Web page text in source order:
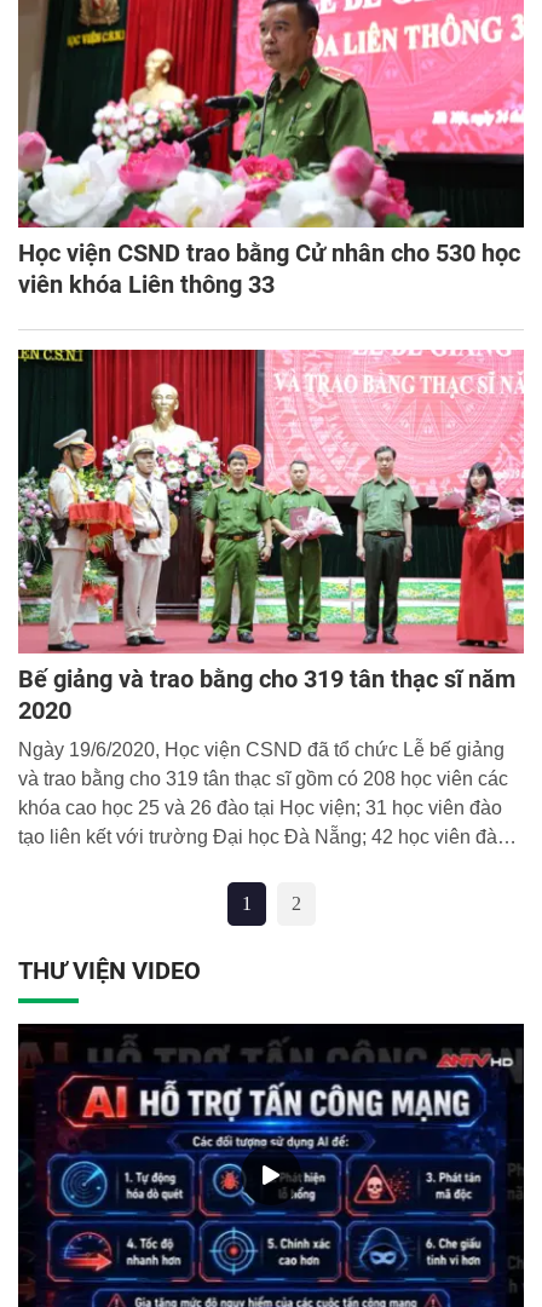
Học viện CSND trao bằng Cử nhân cho 530 học
viên khóa Liên thông 33
Bế giảng và trao bằng cho 319 tân thạc sĩ năm
2020
Ngày 19/6/2020, Học viện CSND đã tổ chức Lễ bế giảng
và trao bằng cho 319 tân thạc sĩ gồm có 208 học viên các
khóa cao học 25 và 26 đào tại Học viện; 31 học viên đào
tạo liên kết với trường Đại học Đà Nẵng; 42 học viên đào
liên kết với trường Đại học Tây Bắc. Thiếu tướng, GS.TS
Trần Minh Hưởng - Giám đốc Học viện dự và chủ trì buổi
1 2
THƯ VIỆN VIDEO